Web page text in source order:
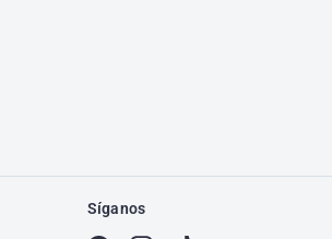
Síganos